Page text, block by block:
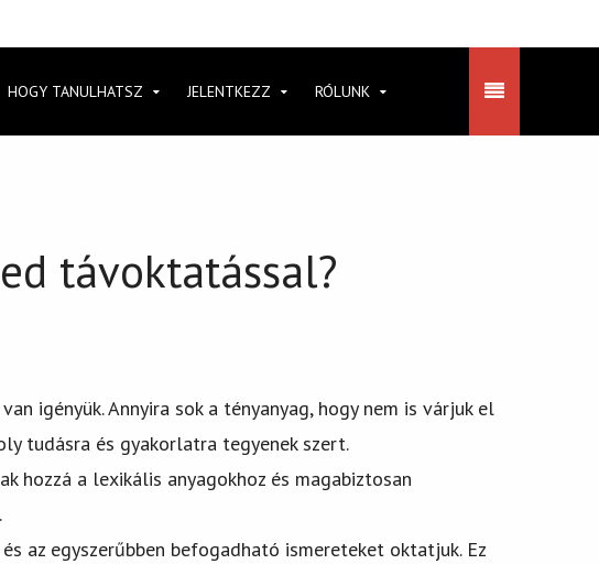
HOGY TANULHATSZ JELENTKEZZ RÓLUNK
távoktatással?
igényük. Annyira sok a tényanyag, hogy nem is várjuk el
tudásra és gyakorlatra tegyenek szert.
hozzá a lexikális anyagokhoz és magabiztosan
az egyszerűbben befogadható ismereteket oktatjuk. Ez